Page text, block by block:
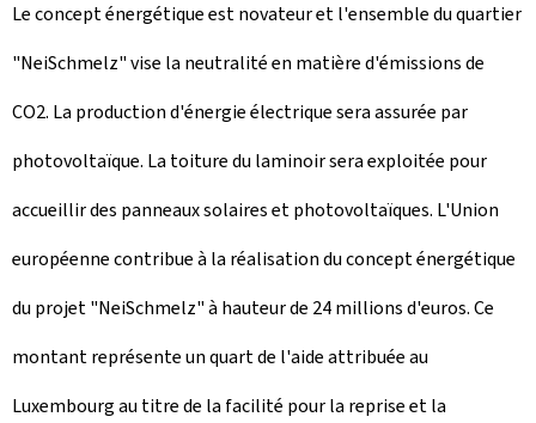
Le concept énergétique est novateur et l'ensemble du quartier
"NeiSchmelz" vise la neutralité en matière d'émissions de
CO2. La production d'énergie électrique sera assurée par
photovoltaïque. La toiture du laminoir sera exploitée pour
accueillir des panneaux solaires et photovoltaïques. L'Union
européenne contribue à la réalisation du concept énergétique
du projet "NeiSchmelz" à hauteur de 24 millions d'euros. Ce
montant représente un quart de l'aide attribuée au
Luxembourg au titre de la facilité pour la reprise et la